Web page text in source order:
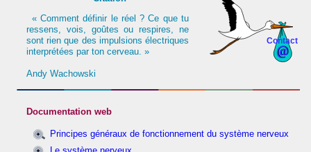
Contact
« Comment définir le réel ? Ce que tu
ressens, vois, goûtes ou respires, ne
sont rien que des impulsions électriques
interprétées par ton cerveau. »
Andy Wachowski
Documentation web
Principes généraux de fonctionnement du système nerveux